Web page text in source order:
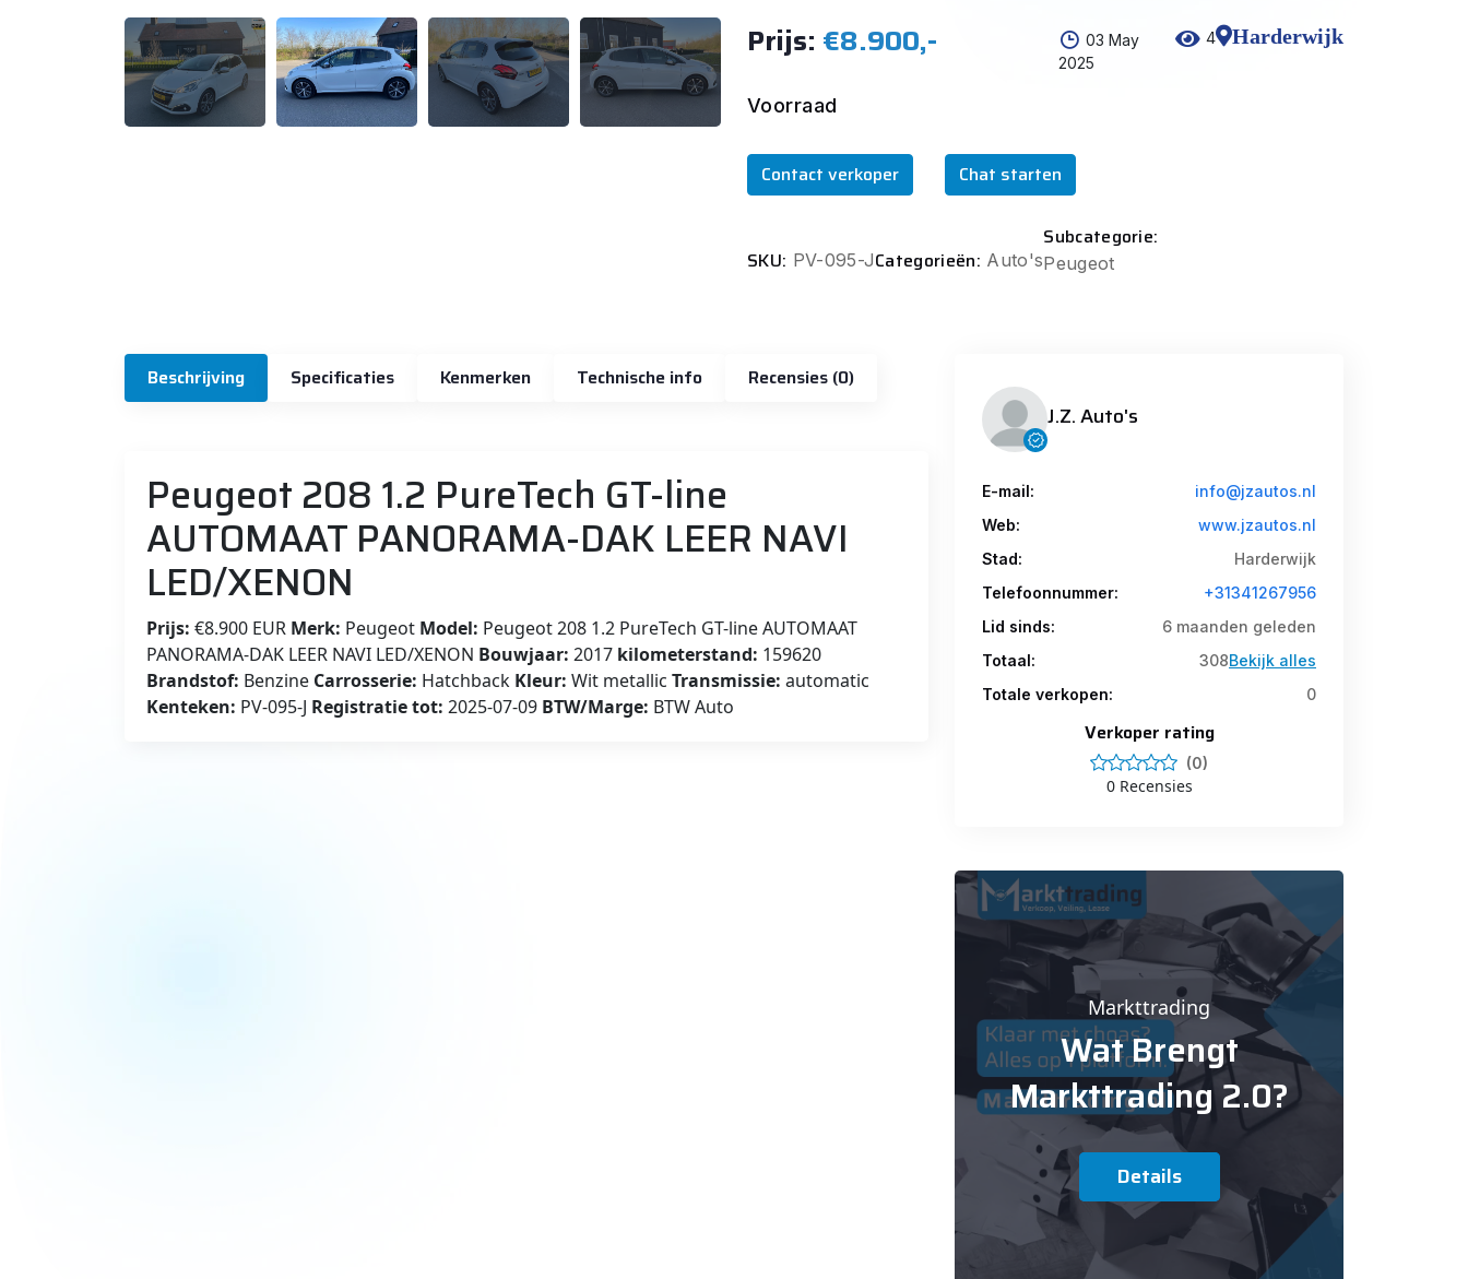
Prijs: €8.900,-
03 May
2025
4 Harderwijk
Voorraad
Contact verkoper Chat starten
SKU: PV-095-JCategorieën: Auto's
Subcategorie:
Peugeot
Beschrijving Specificaties Kenmerken Technische info Recensies (0)
Peugeot 208 1.2 PureTech GT-line
AUTOMAAT PANORAMA-DAK LEER NAVI
LED/XENON
Prijs: €8.900 EUR Merk: Peugeot Model: Peugeot 208 1.2 PureTech GT-line AUTOMAAT
PANORAMA-DAK LEER NAVI LED/XENON Bouwjaar: 2017 kilometerstand: 159620
Brandstof: Benzine Carrosserie: Hatchback Kleur: Wit metallic Transmissie: automatic
Kenteken: PV-095-J Registratie tot: 2025-07-09 BTW/Marge: BTW Auto
J.Z. Auto's
E-mail:
info@jzautos.nl
Web:
www.jzautos.nl
Stad:
Harderwijk
Telefoonnummer:
+31341267956
Lid sinds:
6 maanden geleden
Totaal:
308Bekijk alles
Totale verkopen:
0
Verkoper rating
(0)
0 Recensies
Markttrading
Wat Brengt
Markttrading 2.0?
Details